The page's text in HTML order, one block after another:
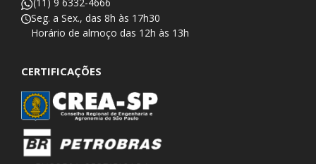
Seg. a Sex., das 8h às 17h30
​Horário de almoço das 12h às 13h
CERTIFICAÇÕES